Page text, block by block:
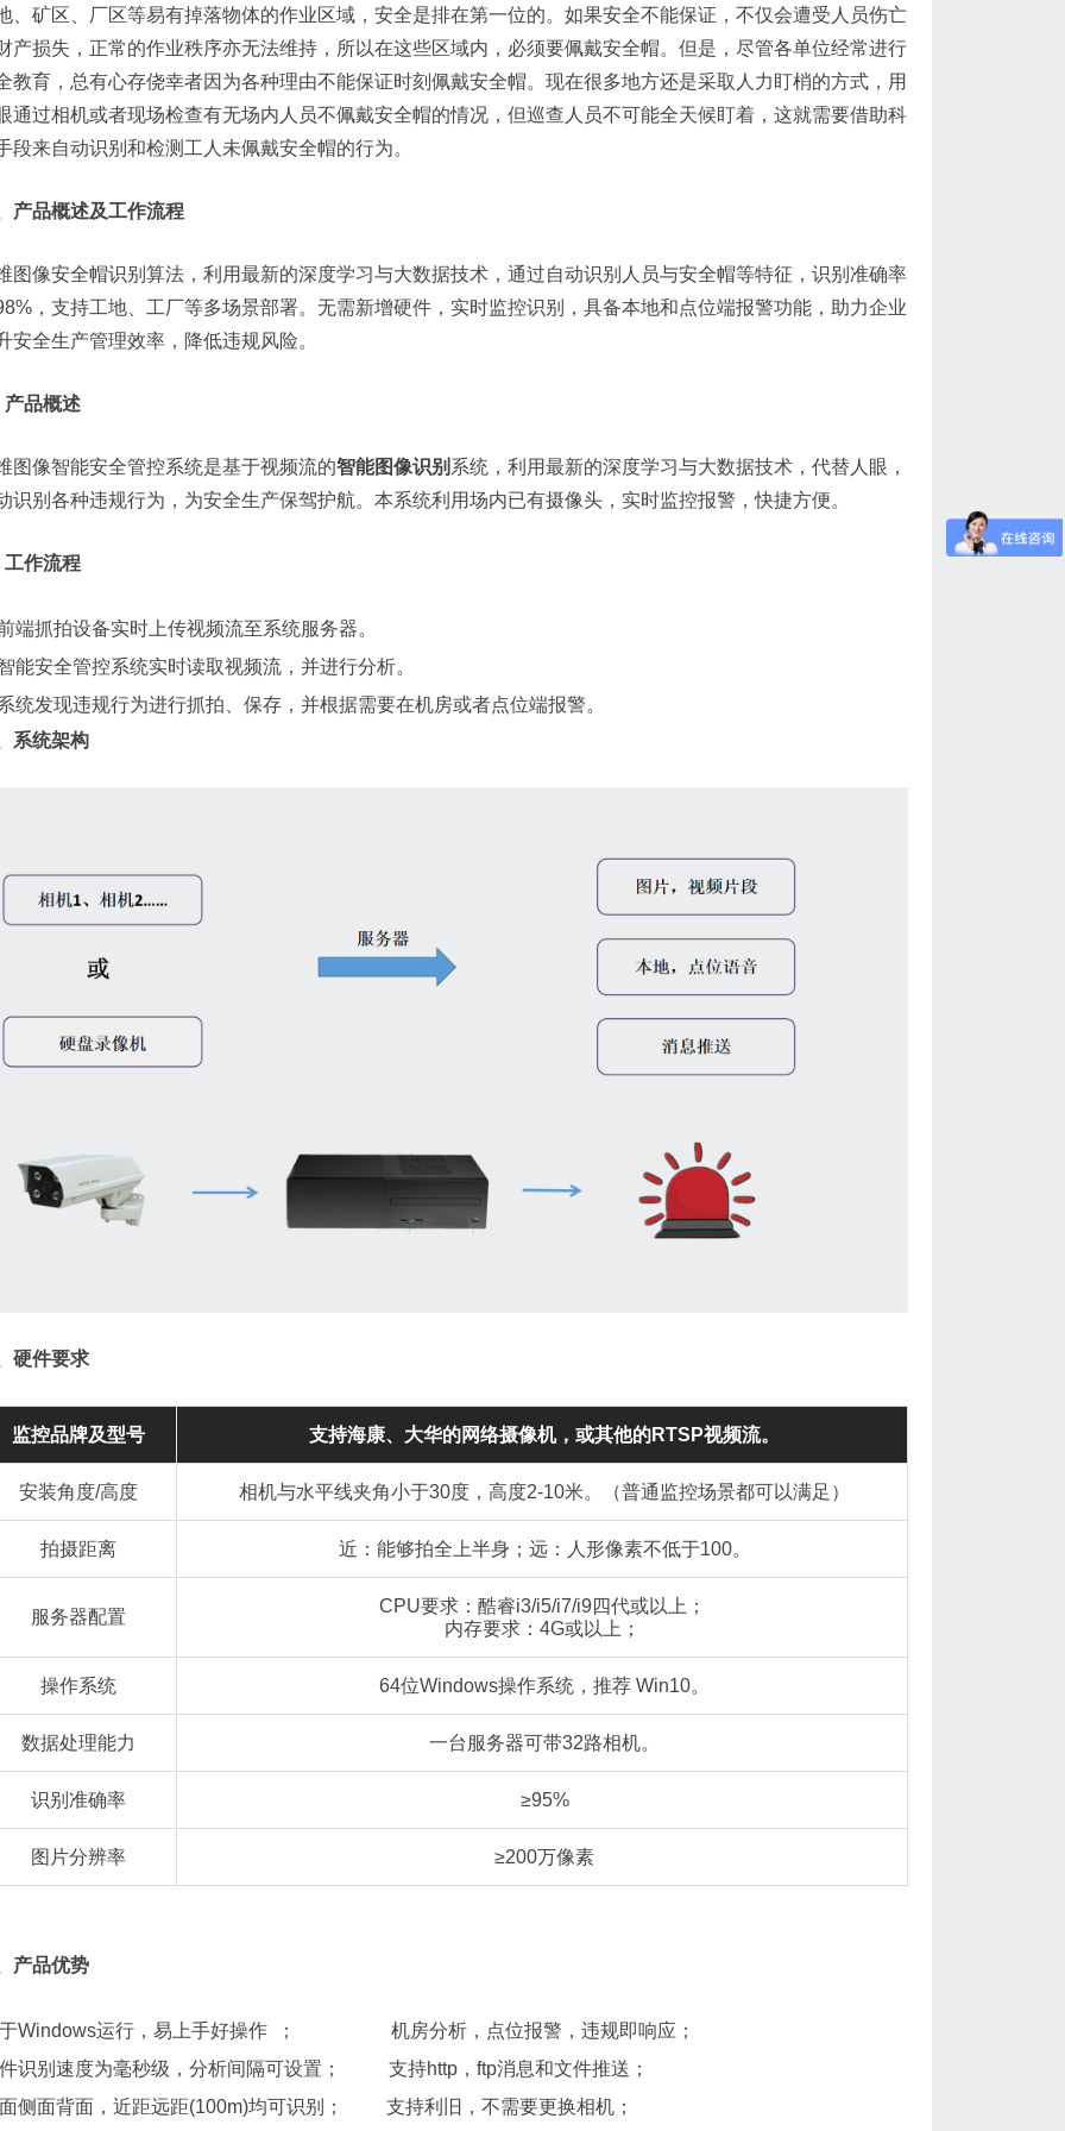
、矿区、厂区等易有掉落物体的作业区域，安全是排在第一位的。如果安全不能保证，不仅会遭受人员伤亡
产损失，正常的作业秩序亦无法维持，所以在这些区域内，必须要佩戴安全帽。但是，尽管各单位经常进行
教育，总有心存侥幸者因为各种理由不能保证时刻佩戴安全帽。现在很多地方还是采取人力盯梢的方式，用
通过相机或者现场检查有无场内人员不佩戴安全帽的情况，但巡查人员不可能全天候盯着，这就需要借助科
段来自动识别和检测工人未佩戴安全帽的行为。
产品概述及工作流程
图像安全帽识别算法，利用最新的深度学习与大数据技术，通过自动识别人员与安全帽等特征，识别准确率
，支持工地、工厂等多场景部署。无需新增硬件，实时监控识别，具备本地和点位端报警功能，助力企业
安全生产管理效率，降低违规风险。
产品概述
图像智能安全管控系统是基于视频流的智能图像识别 系统，利用最新的深度学习与大数据技术，代替人眼，
识别各种违规行为，为安全生产保驾护航。本系统利用场内已有摄像头，实时监控报警，快捷方便。
工作流程
端抓拍设备实时上传视频流至系统服务器。
能安全管控系统实时读取视频流，并进行分析。
统发现违规行为进行抓拍、保存，并根据需要在机房或者点位端报警。
系统架构
硬件要求
监控品牌及型号 支持海康、大华的网络摄像机，或其他的RTSP视频流。
安装角度/高度 相机与水平线夹角小于30度，高度2-10米。（普通监控场景都可以满足）
拍摄距离 近：能够拍全上半身；远：人形像素不低于100。
服务器配置
CPU要求：酷睿i3/i5/i7/i9四代或以上；
内存要求：4G或以上；
操作系统 64位Windows操作系统，推荐 Win10。
数据处理能力 一台服务器可带32路相机。
识别准确率 ≥95%
图片分辨率 ≥200万像素
产品优势
Windows运行，易上手好操作 ； 机房分析，点位报警，违规即响应；
识别速度为毫秒级，分析间隔可设置；
支持http，ftp消息和文件推送；
侧面背面，近距远距(100m)均可识别；
支持利旧，不需要更换相机；